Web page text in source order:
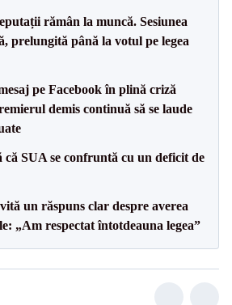
rămân la muncă. Sesiunea
prelungită până la votul pe legea
pe Facebook în plină criză
demis continuă să se laude
că SUA se confruntă cu un deficit de
un răspuns clar despre averea
„Am respectat întotdeauna legea”